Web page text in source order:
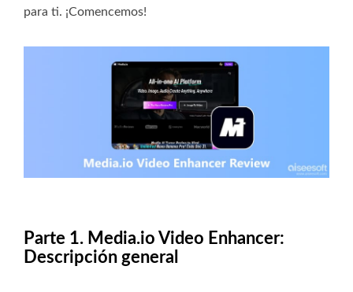
para ti. ¡Comencemos!
Parte 1. Media.io Video Enhancer:
Descripción general